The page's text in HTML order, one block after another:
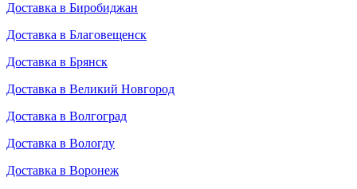
Доставка в Биробиджан
Доставка в Благовещенск
Доставка в Брянск
Доставка в Великий Новгород
Доставка в Волгоград
Доставка в Вологду
Доставка в Воронеж